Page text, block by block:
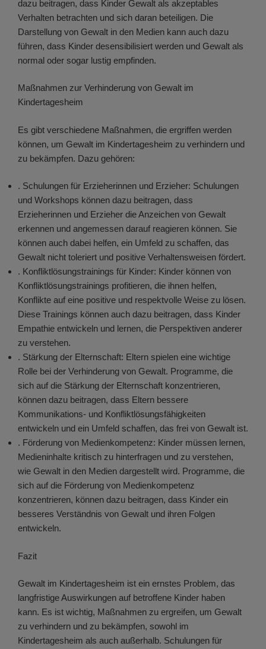
dazu beitragen, dass Kinder Gewalt als akzeptables
Verhalten betrachten und sich daran beteiligen. Die
Darstellung von Gewalt in den Medien kann auch dazu
führen, dass Kinder desensibilisiert werden und Gewalt als
normal oder sogar lustig empfinden.
Maßnahmen zur Verhinderung von Gewalt im
Kindertagesheim
Es gibt verschiedene Maßnahmen, die ergriffen werden
können, um Gewalt im Kindertagesheim zu verhindern und
zu bekämpfen. Dazu gehören:
. Schulungen für Erzieherinnen und Erzieher: Schulungen
und Workshops können dazu beitragen, dass
Erzieherinnen und Erzieher die Anzeichen von Gewalt
erkennen und angemessen darauf reagieren können. Sie
können auch dabei helfen, ein Umfeld zu schaffen, das
Gewalt nicht toleriert und positive Verhaltensweisen fördert.
. Konfliktlösungstrainings für Kinder: Kinder können von
Konfliktlösungstrainings profitieren, die ihnen helfen,
Konflikte auf eine positive und respektvolle Weise zu lösen.
Diese Trainings können auch dazu beitragen, dass Kinder
Empathie entwickeln und lernen, die Perspektiven anderer
zu verstehen.
. Stärkung der Elternschaft: Eltern spielen eine wichtige
Rolle bei der Verhinderung von Gewalt. Programme, die
sich auf die Stärkung der Elternschaft konzentrieren,
können dazu beitragen, dass Eltern bessere
Kommunikations- und Konfliktlösungsfähigkeiten
entwickeln und ein Umfeld schaffen, das frei von Gewalt ist.
. Förderung von Medienkompetenz: Kinder müssen lernen,
Medieninhalte kritisch zu hinterfragen und zu verstehen,
wie Gewalt in den Medien dargestellt wird. Programme, die
sich auf die Förderung von Medienkompetenz
konzentrieren, können dazu beitragen, dass Kinder ein
besseres Verständnis von Gewalt und ihren Folgen
entwickeln.
Fazit
Gewalt im Kindertagesheim ist ein ernstes Problem, das
langfristige Auswirkungen auf betroffene Kinder haben
kann. Es ist wichtig, Maßnahmen zu ergreifen, um Gewalt
zu verhindern und zu bekämpfen, sowohl im
Kindertagesheim als auch außerhalb. Schulungen für